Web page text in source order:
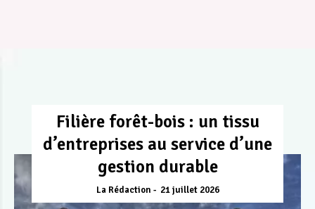
Filière forêt-bois : un tissu
d’entreprises au service d’une
gestion durable
La Rédaction 21 juillet 2026